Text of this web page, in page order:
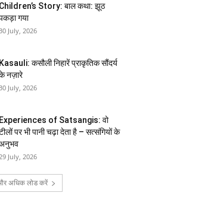
Children’s Story: बाल कथा: झूठ
गया
30 July, 2026
Kasauli: कसौली निहारें प्राकृतिक सौंदर्य
नज़ारे
30 July, 2026
Experiences of Satsangis: वो
पर भी पानी चढ़ा देता है – सत्संगियों के
29 July, 2026
अधिक लोड करें